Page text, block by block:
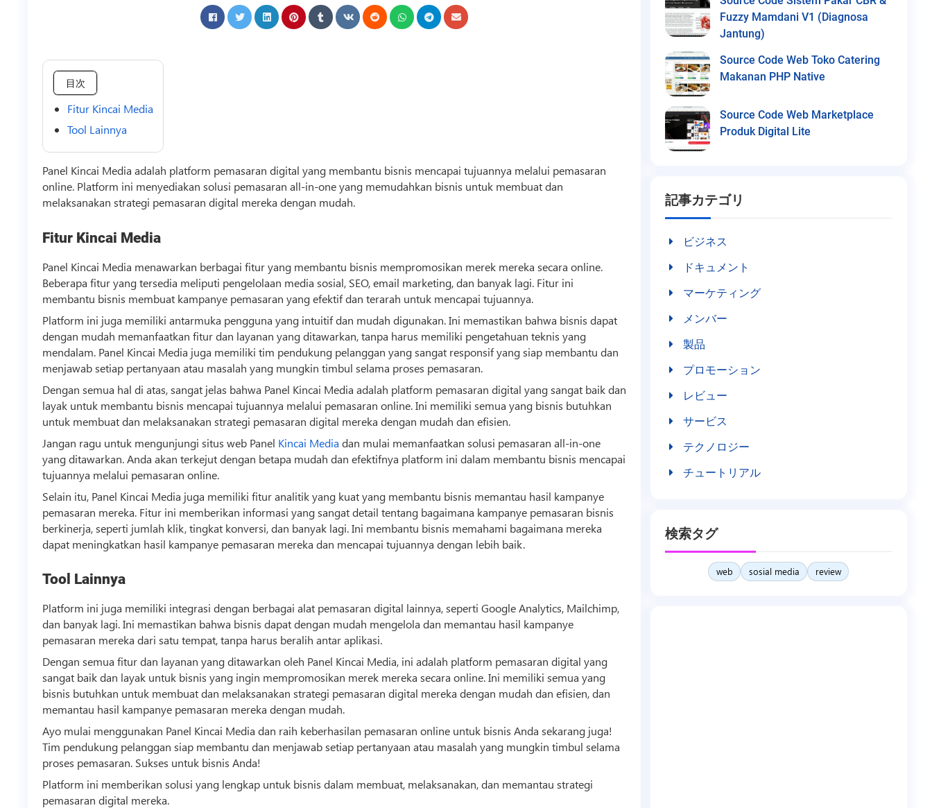
目次
Fitur Kincai Media
Tool Lainnya
Panel Kincai Media adalah platform pemasaran digital yang membantu bisnis mencapai tujuannya melalui pemasaran
online. Platform ini menyediakan solusi pemasaran all-in-one yang memudahkan bisnis untuk membuat dan
melaksanakan strategi pemasaran digital mereka dengan mudah.
Fitur Kincai Media
Panel Kincai Media menawarkan berbagai fitur yang membantu bisnis mempromosikan merek mereka secara online.
Beberapa fitur yang tersedia meliputi pengelolaan media sosial, SEO, email marketing, dan banyak lagi. Fitur ini
membantu bisnis membuat kampanye pemasaran yang efektif dan terarah untuk mencapai tujuannya.
Platform ini juga memiliki antarmuka pengguna yang intuitif dan mudah digunakan. Ini memastikan bahwa bisnis dapat
dengan mudah memanfaatkan fitur dan layanan yang ditawarkan, tanpa harus memiliki pengetahuan teknis yang
mendalam. Panel Kincai Media juga memiliki tim pendukung pelanggan yang sangat responsif yang siap membantu dan
menjawab setiap pertanyaan atau masalah yang mungkin timbul selama proses pemasaran.
Dengan semua hal di atas, sangat jelas bahwa Panel Kincai Media adalah platform pemasaran digital yang sangat baik dan
layak untuk membantu bisnis mencapai tujuannya melalui pemasaran online. Ini memiliki semua yang bisnis butuhkan
untuk membuat dan melaksanakan strategi pemasaran digital mereka dengan mudah dan efisien.
Jangan ragu untuk mengunjungi situs web Panel Kincai Media dan mulai memanfaatkan solusi pemasaran all-in-one
yang ditawarkan. Anda akan terkejut dengan betapa mudah dan efektifnya platform ini dalam membantu bisnis mencapai
tujuannya melalui pemasaran online.
Selain itu, Panel Kincai Media juga memiliki fitur analitik yang kuat yang membantu bisnis memantau hasil kampanye
pemasaran mereka. Fitur ini memberikan informasi yang sangat detail tentang bagaimana kampanye pemasaran bisnis
berkinerja, seperti jumlah klik, tingkat konversi, dan banyak lagi. Ini membantu bisnis memahami bagaimana mereka
dapat meningkatkan hasil kampanye pemasaran mereka dan mencapai tujuannya dengan lebih baik.
Tool Lainnya
Platform ini juga memiliki integrasi dengan berbagai alat pemasaran digital lainnya, seperti Google Analytics, Mailchimp,
dan banyak lagi. Ini memastikan bahwa bisnis dapat dengan mudah mengelola dan memantau hasil kampanye
pemasaran mereka dari satu tempat, tanpa harus beralih antar aplikasi.
Dengan semua fitur dan layanan yang ditawarkan oleh Panel Kincai Media, ini adalah platform pemasaran digital yang
sangat baik dan layak untuk bisnis yang ingin mempromosikan merek mereka secara online. Ini memiliki semua yang
bisnis butuhkan untuk membuat dan melaksanakan strategi pemasaran digital mereka dengan mudah dan efisien, dan
memantau hasil kampanye pemasaran mereka dengan mudah.
Ayo mulai menggunakan Panel Kincai Media dan raih keberhasilan pemasaran online untuk bisnis Anda sekarang juga!
Tim pendukung pelanggan siap membantu dan menjawab setiap pertanyaan atau masalah yang mungkin timbul selama
proses pemasaran. Sukses untuk bisnis Anda!
Platform ini memberikan solusi yang lengkap untuk bisnis dalam membuat, melaksanakan, dan memantau strategi
pemasaran digital mereka.
Fuzzy Mamdani V1 (Diagnosa
Jantung)
Source Code Web Toko Catering
Makanan PHP Native
Source Code Web Marketplace
Produk Digital Lite
記事カテゴリ
ビジネス
ドキュメント
マーケティング
メンバー
製品
プロモーション
レビュー
サービス
テクノロジー
チュートリアル
検索タグ
web sosial media review